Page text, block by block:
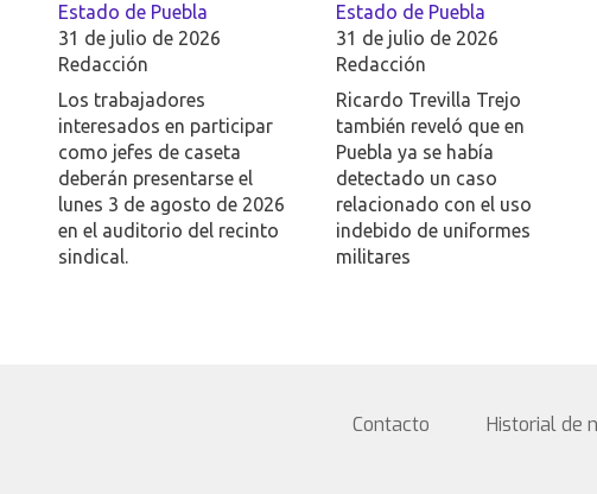
Redacción
Estado de Puebla
31 de julio de 2026
Los trabajadores
interesados en participar
como jefes de caseta
deberán presentarse el
lunes 3 de agosto de 2026
en el auditorio del recinto
sindical.
Redacción
Estado de Puebla
31 de julio de 2026
Ricardo Trevilla Trejo
también reveló que en
Puebla ya se había
detectado un caso
relacionado con el uso
indebido de uniformes
militares
Contacto Historial de